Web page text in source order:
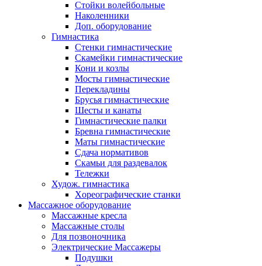
Стойки волейбольные
Наколенники
Доп. оборудование
Гимнастика
Стенки гимнастические
Скамейки гимнастические
Кони и козлы
Мосты гимнастические
Перекладины
Брусья гимнастические
Шесты и канаты
Гимнастические палки
Бревна гимнастические
Маты гимнастические
Сдача нормативов
Скамьи для раздевалок
Тележки
Худож. гимнастика
Xореографические станки
Массажное оборудование
Массажные кресла
Массажные столы
Для позвоночника
Электрические Массажеры
Подушки